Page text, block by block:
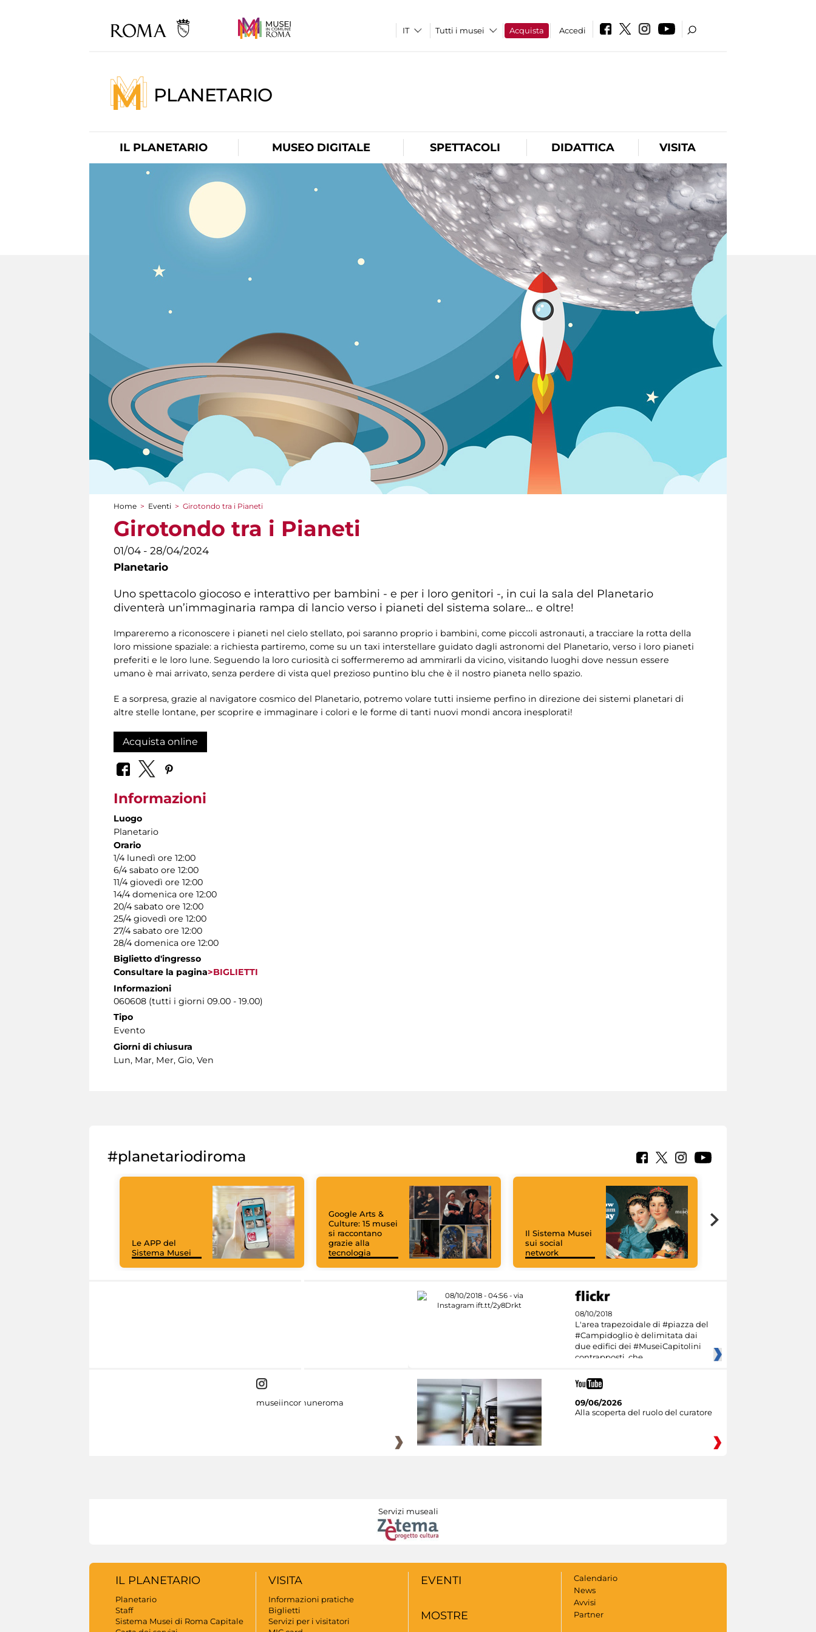
Tutti i musei Acquista Accedi
PLANETARIO
IL PLANETARIO MUSEO DIGITALE SPETTACOLI DIDATTICA VISITA
Tu sei qui
Home > Eventi > Girotondo tra i Pianeti
Girotondo tra i Pianeti
01/04 - 28/04/2024
Planetario
Uno spettacolo giocoso e interattivo per bambini - e per i loro genitori -, in cui la sala del Planetario
diventerà un’immaginaria rampa di lancio verso i pianeti del sistema solare… e oltre!
Impareremo a riconoscere i pianeti nel cielo stellato, poi saranno proprio i bambini, come piccoli astronauti, a tracciare la rotta della
loro missione spaziale: a richiesta partiremo, come su un taxi interstellare guidato dagli astronomi del Planetario, verso i loro pianeti
preferiti e le loro lune. Seguendo la loro curiosità ci soffermeremo ad ammirarli da vicino, visitando luoghi dove nessun essere
umano è mai arrivato, senza perdere di vista quel prezioso puntino blu che è il nostro pianeta nello spazio.
E a sorpresa, grazie al navigatore cosmico del Planetario, potremo volare tutti insieme perfino in direzione dei sistemi planetari di
altre stelle lontane, per scoprire e immaginare i colori e le forme di tanti nuovi mondi ancora inesplorati!
Acquista online
Informazioni
Luogo
Planetario
Orario
1/4 lunedì ore 12:00
6/4 sabato ore 12:00
11/4 giovedì ore 12:00
14/4 domenica ore 12:00
20/4 sabato ore 12:00
25/4 giovedì ore 12:00
27/4 sabato ore 12:00
28/4 domenica ore 12:00
Biglietto d'ingresso
Consultare la pagina>BIGLIETTI
Informazioni
060608 (tutti i giorni 09.00 - 19.00)
Tipo
Evento
Giorni di chiusura
Lun, Mar, Mer, Gio, Ven
#planetariodiroma
Le APP del
Sistema Musei
Google Arts &
Culture: 15 musei
si raccontano
grazie alla
tecnologia
Il Sistema Musei
sui social
network
08/10/2018
L'area trapezoidale di #piazza del
#Campidoglio è delimitata dai
due edifici dei #MuseiCapitolini
contrapposti, che
museiincomuneroma
09/06/2026
Alla scoperta del ruolo del curatore
Servizi museali
IL PLANETARIO
Planetario
Staff
Sistema Musei di Roma Capitale
VISITA
Informazioni pratiche
Biglietti
Servizi per i visitatori
EVENTI
MOSTRE
Calendario
News
Avvisi
Partner